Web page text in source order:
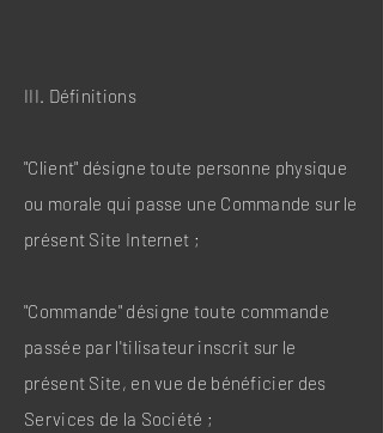
III. Définitions
"Client" désigne toute personne physique
ou morale qui passe une Commande sur le
présent Site Internet ;
"Commande" désigne toute commande
passée par l'tilisateur inscrit sur le
présent Site, en vue de bénéficier des
Services de la Société ;